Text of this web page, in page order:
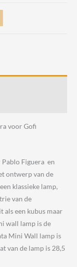
voor Gofi
Figuera en
ontwerp van de
klassieke lamp,
van de
als een kubus maar
wall lamp is de
Mini Wall lamp is
van de lamp is 28,5